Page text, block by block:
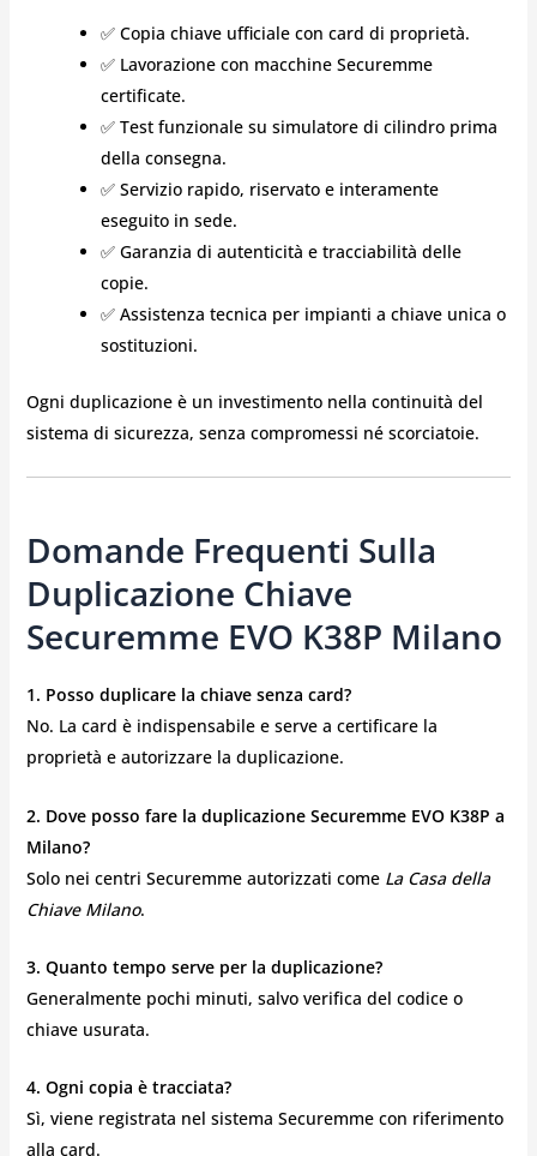
✅ Copia chiave ufficiale con card di proprietà.
✅ Lavorazione con macchine Securemme
certificate.
✅ Test funzionale su simulatore di cilindro prima
della consegna.
✅ Servizio rapido, riservato e interamente
eseguito in sede.
✅ Garanzia di autenticità e tracciabilità delle
copie.
✅ Assistenza tecnica per impianti a chiave unica o
sostituzioni.
Ogni duplicazione è un investimento nella continuità del
sistema di sicurezza, senza compromessi né scorciatoie.
Domande Frequenti Sulla
Duplicazione Chiave
Securemme EVO K38P Milano
1. Posso duplicare la chiave senza card?
No. La card è indispensabile e serve a certificare la
proprietà e autorizzare la duplicazione.
2. Dove posso fare la duplicazione Securemme EVO K38P a
Milano?
Solo nei centri Securemme autorizzati come La Casa della
Chiave Milano.
3. Quanto tempo serve per la duplicazione?
Generalmente pochi minuti, salvo verifica del codice o
chiave usurata.
4. Ogni copia è tracciata?
Sì, viene registrata nel sistema Securemme con riferimento
alla card.